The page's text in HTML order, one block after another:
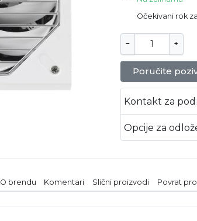
Očekivani rok
− +
Poručite
Kontakt za
Opcije za
O brendu Komentari Slični proizvodi Povrat